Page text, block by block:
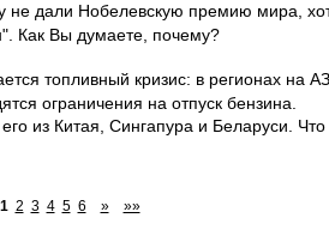
не дали Нобелевскую премию мира,
Как Вы думаете, почему?
топливный кризис: в регионах на
ограничения на отпуск бензина.
из Китая, Сингапура и Беларуси. Что
1 2 3 4 5 6 » »»